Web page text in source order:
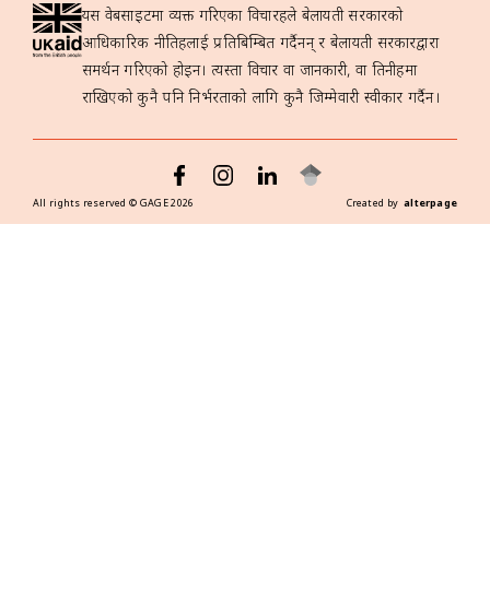
यस वेबसाइटमा व्यक्त गरिएका विचारहरूले बेलायती सरकारको
आधिकारिक नीतिहरूलाई प्रतिबिम्बित गर्दैनन् र बेलायती सरकारद्वारा
समर्थन गरिएको होइन। त्यस्ता विचार वा जानकारी, वा तिनीहरूमा
राखिएको कुनै पनि निर्भरताको लागि कुनै जिम्मेवारी स्वीकार गर्दैन।
All rights reserved © GAGE2026 Created byalterpage